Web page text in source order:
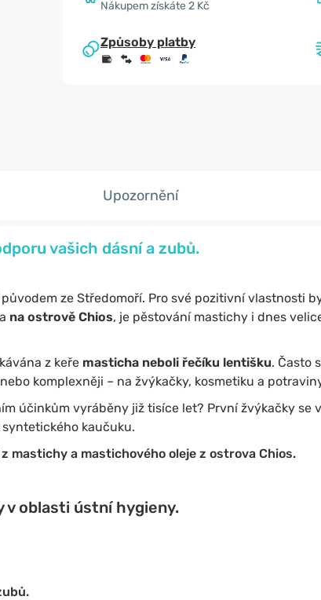
Nákupem získáte 2 Kč
Způsoby platby
Upozornění
vašich dásní a zubů.
ze Středomoří. Pro své pozitivní vlastnosti
na ostrově Chios, je pěstování mastichy i dnes
z keře masticha neboli řečíku lentišku. Často
komplexněji – na žvýkačky, kosmetiku a
účinkům vyráběny již tisíce let? První žvýkačky se
kaučuku.
z mastichy a mastichového oleje z ostrova Chios.
v oblasti ústní hygieny.